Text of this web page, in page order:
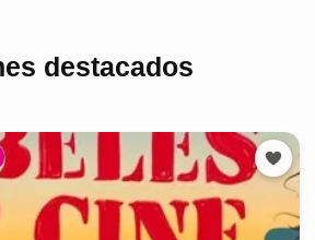
destacados